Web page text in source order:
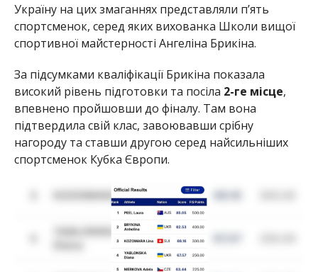
Україну на цих змаганнях представляли п’ять
спортсменок, серед яких вихованка Школи вищої
спортивної майстерності Ангеліна Брикіна.
За підсумками кваліфікації Брикіна показала
високий рівень підготовки та посіла 2-ге місце,
впевнено пройшовши до фіналу. Там вона
підтвердила свій клас, завоювавши срібну
нагороду та ставши другою серед найсильніших
спортсменок Кубка Європи.